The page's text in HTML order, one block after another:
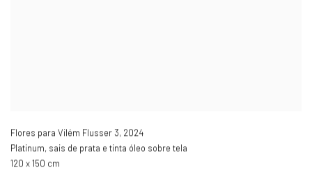
Flores para Vilém Flusser 3, 2024
Platinum, sais de prata e tinta óleo sobre tela
120 x 150 cm